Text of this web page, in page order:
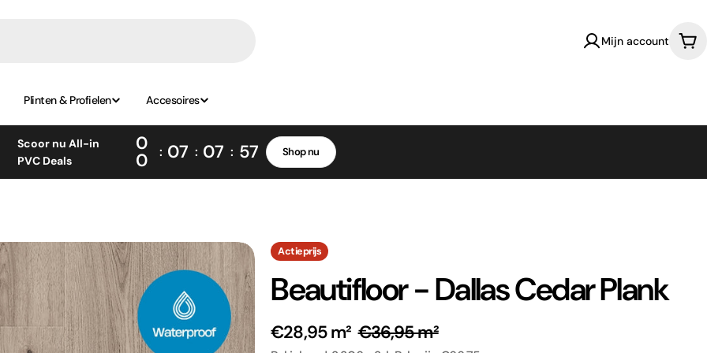
Mijn account
Plinten & Profielen Accesoires
Scoor nu All-in
PVC Deals
0
0 07 07 56 Shop nu
Actieprijs
Beautifloor - Dallas Cedar Plank
€28,95 m² €36,95 m²